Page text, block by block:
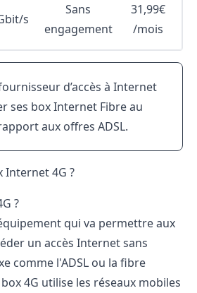
s
Sans
engagement
31,99€
/mois
d’accès à Internet
ses box Internet Fibre au
aux offres ADSL.
Internet 4G ?
?
qui va permettre aux
un accès Internet sans
comme l'ADSL ou la fibre
4G utilise les réseaux mobiles